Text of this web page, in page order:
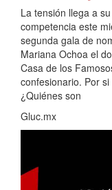
La tensión llega a
competencia este
segunda gala de
Mariana Ochoa el
Casa de los
confesionario. Por
¿Quiénes son
Gluc.mx